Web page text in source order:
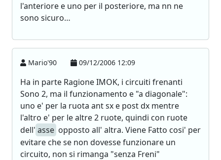
l'anteriore e uno per il posteriore, ma nn ne
sono sicuro…
Mario'90 09/12/2006 12:09
Ha in parte Ragione IMOK, i circuiti frenanti
Sono 2, ma il funzionamento e "a diagonale":
uno e' per la ruota ant sx e post dx mentre
l'altro e' per le altre 2 ruote, quindi con ruote
dell' asse opposto all' altra. Viene Fatto cosi' per
evitare che se non dovesse funzionare un
circuito, non si rimanga "senza Freni"